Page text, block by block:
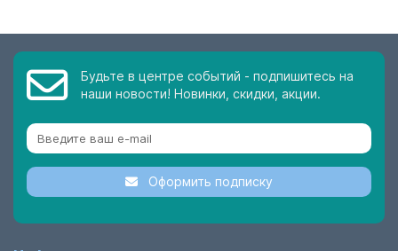
Будьте в центре событий - подпишитесь на
наши новости! Новинки, скидки, акции.
Оформить подписку